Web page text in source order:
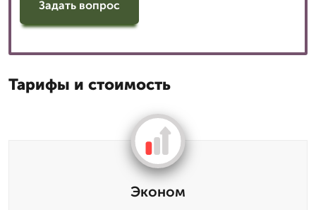
Задать вопрос
Тарифы и стоимость
Эконом